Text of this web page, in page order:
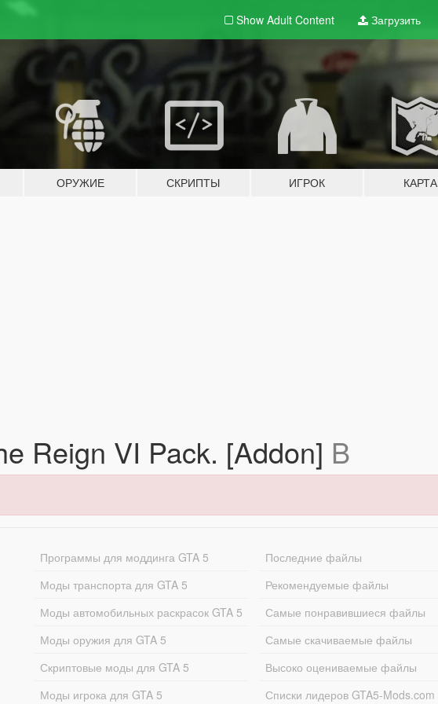
Show Adult Content Загрузить
ОРУЖИЕ СКРИПТЫ ИГРОК КАРТА
Reign VI Pack. [Addon] B
Программы для моддинга GTA 5
Моды транспорта для GTA 5
Моды автомобильных раскрасок GTA 5
Моды оружия для GTA 5
Скриптовые моды для GTA 5
Моды игрока для GTA 5
Последние файлы
Рекомендуемые файлы
Самые понравившиеся файлы
Самые скачиваемые файлы
Высоко оцениваемые файлы
Списки лидеров GTA5-Mods.com